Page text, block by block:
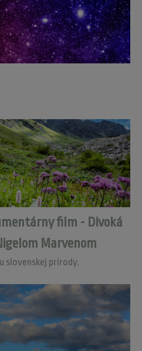
film - Divoká
Marvenom
slovenskej prírody.